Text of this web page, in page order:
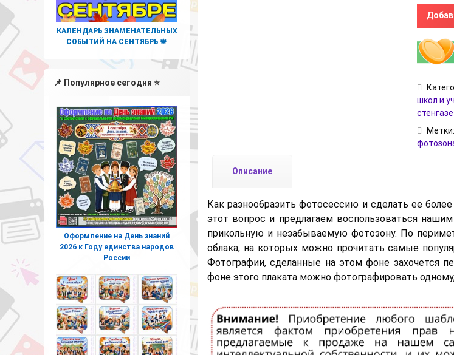
школ и
Метки:
Описание
Как разнообразить фотосессию и сделать ее
этот вопрос и предлагаем воспользоваться
прикольную и незабываемую фотозону. По
облака, на которых можно прочитать самые
Фотографии, сделанные на этом фоне захочется
фоне этого плаката можно фотографировать
КАЛЕНДАРЬ ЗНАМЕНАТЕЛЬНЫХ
СОБЫТИЙ НА СЕНТЯБРЬ 🍁
📌 Популярное сегодня ⭐
Оформление на День знаний
2026 к Году единства народов
России